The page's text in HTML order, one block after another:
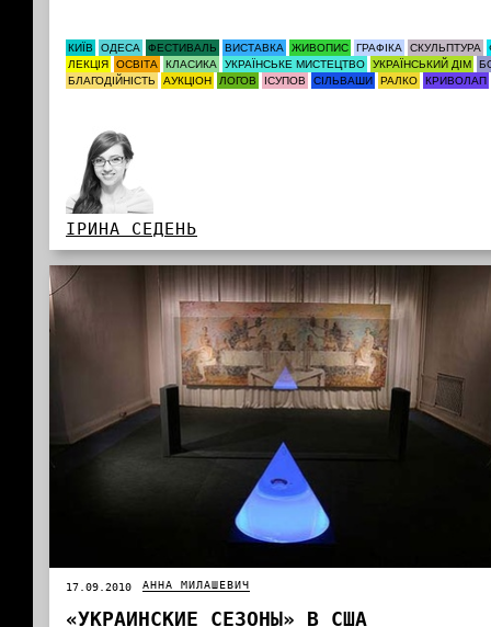
КИЇВ ОДЕСА ФЕСТИВАЛЬ ВИСТАВКА ЖИВОПИС ГРАФІКА СКУЛЬПТУРА
ЛЕКЦІЯ
ОСВІТА КЛАСИКА УКРАЇНСЬКЕ МИСТЕЦТВО УКРАЇНСЬКИЙ ДІМ
БЛАГОДІЙНІСТЬ
АУКЦІОН ЛОГОВ ІСУПОВ СІЛЬВАШИ РАЛКО КРИВОЛАП
ІРИНА СЕДЕНЬ
17.09.2010 АННА МИЛАШЕВИЧ
«УКРАИНСКИЕ СЕЗОНЫ» В США